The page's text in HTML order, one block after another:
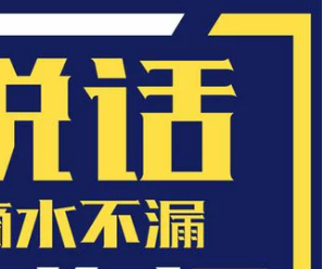
3C家電 運動休閒 親子玩具
男裝 化妝保養